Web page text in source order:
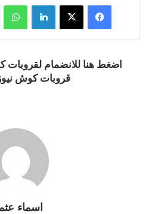
فيسبوك ‫X لينكدإن
اضغط هنا للانضمام
قروبات كوش
اسماء